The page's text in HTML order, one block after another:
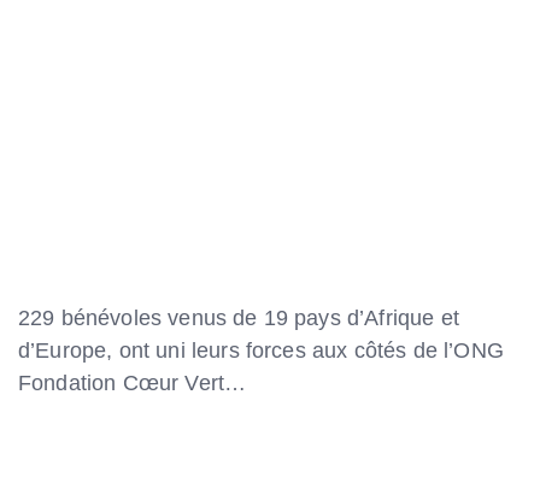
229 bénévoles venus de 19 pays d’Afrique et
d’Europe, ont uni leurs forces aux côtés de l’ONG
Fondation Cœur Vert…